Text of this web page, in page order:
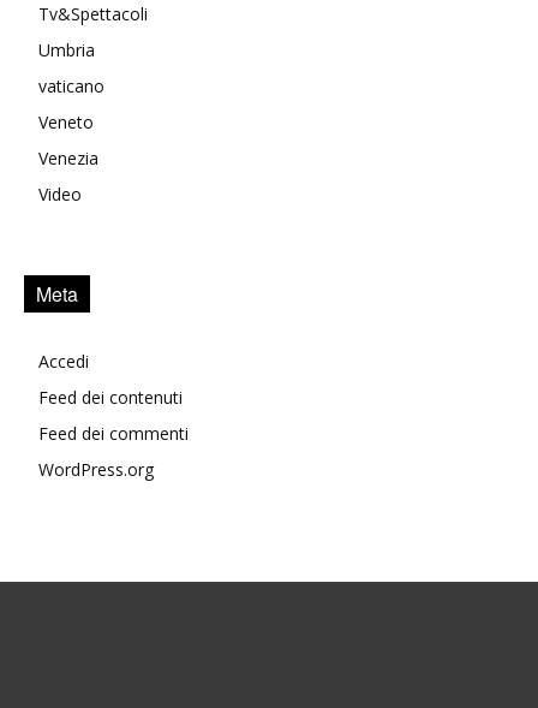
Tv&Spettacoli
Umbria
vaticano
Veneto
Venezia
Video
Meta
Accedi
Feed dei contenuti
Feed dei commenti
WordPress.org